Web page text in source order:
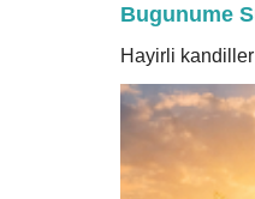
Bugunume
Hayirli